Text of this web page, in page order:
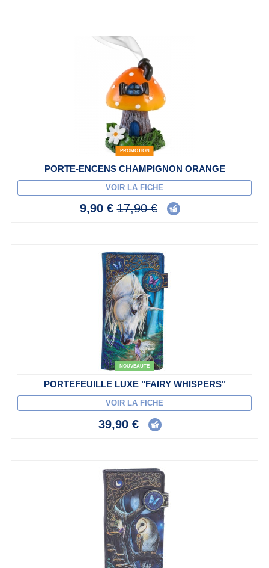
PROMOTION
PORTE-ENCENS CHAMPIGNON ORANGE
VOIR LA FICHE
9,90 €17,90 €
NOUVEAUTÉ
PORTEFEUILLE LUXE "FAIRY WHISPERS"
VOIR LA FICHE
39,90 €